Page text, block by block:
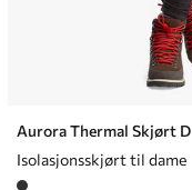
Aurora Thermal Skjørt D
Isolasjonsskjørt til dame